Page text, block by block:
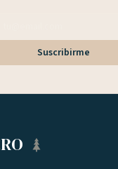
Suscribirme